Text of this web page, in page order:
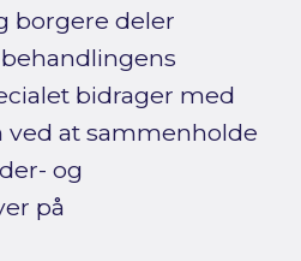
borgere deler
bidrager med
at sammenholde
og
på